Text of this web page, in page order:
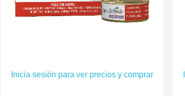
Inicia sesión para ver precios y comprar